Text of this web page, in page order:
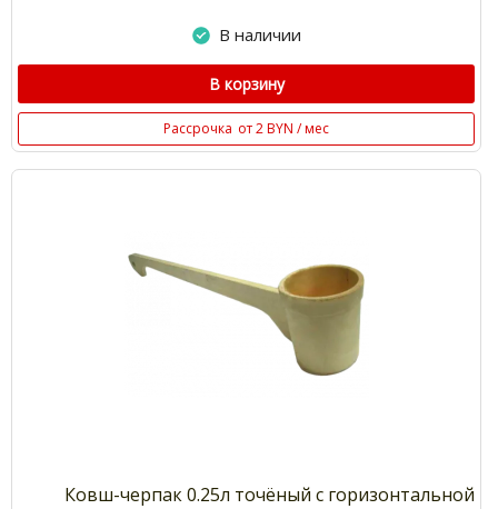
В наличии
В корзину
Рассрочка от 2 BYN / мес
Ковш-черпак 0.25л точёный с горизонтальной